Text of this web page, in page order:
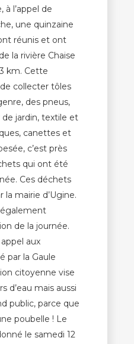
à l’appel de
une quinzaine
réunis et ont
la rivière Chaise
km. Cette
collecter tôles
des pneus,
jardin, textile et
canettes et
c’est près
qui ont été
Ces déchets
mairie d’Ugine.
de la journée.
aux
par la Gaule
citoyenne vise
d’eau mais aussi
public, parce que
poubelle ! Le
le samedi 12